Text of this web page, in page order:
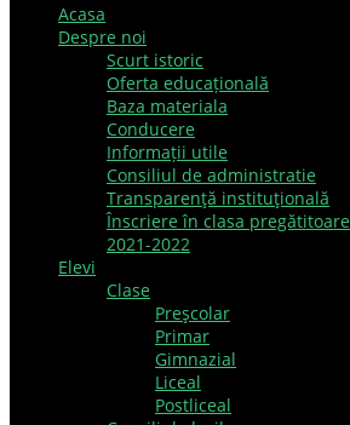
Acasa
Despre noi
Scurt istoric
Oferta educațională
Baza materiala
Conducere
Informații utile
Consiliul de administratie
Transparenţă instituţională
Înscriere în clasa pregătitoare
2021-2022
Elevi
Clase
Preşcolar
Primar
Gimnazial
Liceal
Postliceal